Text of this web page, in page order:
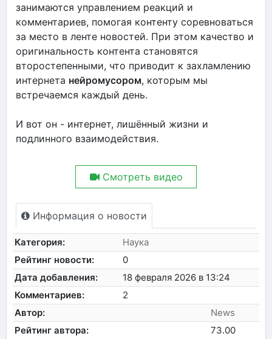
занимаются управлением реакций и
комментариев, помогая контенту соревноваться
за место в ленте новостей. При этом качество и
оригинальность контента становятся
второстепенными, что приводит к захламлению
интернета нейромусором, которым мы
встречаемся каждый день.
И вот он - интернет, лишённый жизни и
подлинного взаимодействия.
Смотреть видео
Информация о новости
Категория:
Наука
Рейтинг новости:
0
Дата добавления:
18 февраля 2026 в 13:24
Комментариев:
2
Автор:
News
Рейтинг автора:
73.00